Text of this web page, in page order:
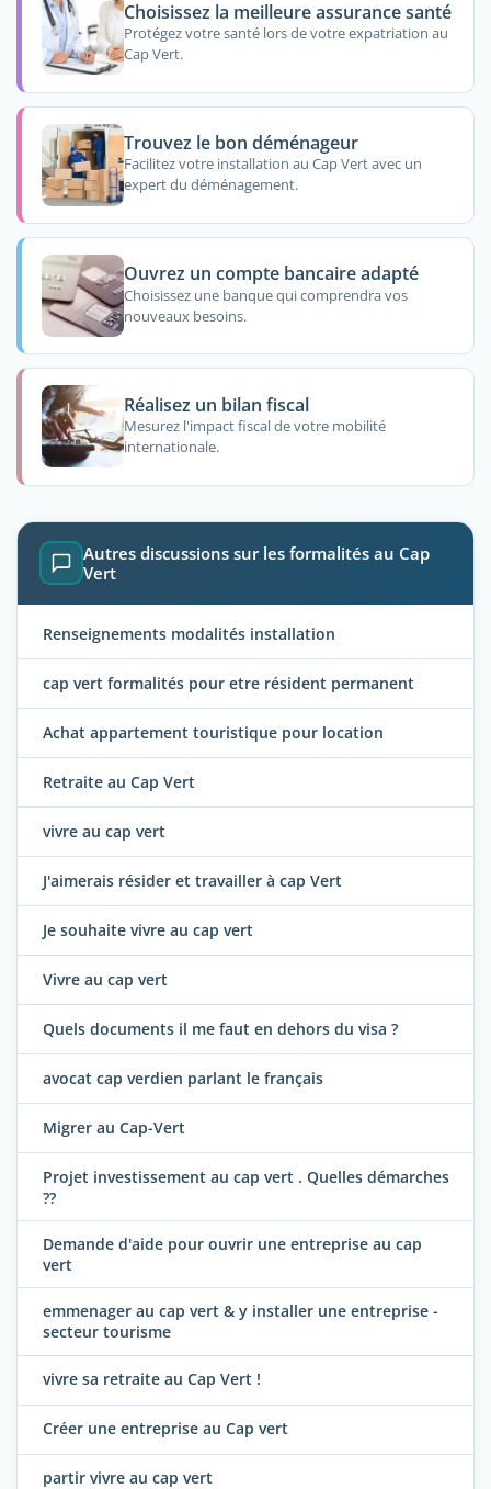
Choisissez la meilleure assurance santé
Protégez votre santé lors de votre expatriation au
Cap Vert.
Trouvez le bon déménageur
Facilitez votre installation au Cap Vert avec un
expert du déménagement.
Ouvrez un compte bancaire adapté
Choisissez une banque qui comprendra vos
nouveaux besoins.
Réalisez un bilan fiscal
Mesurez l'impact fiscal de votre mobilité
internationale.
Autres discussions sur les formalités au Cap
Vert
Renseignements modalités installation
cap vert formalités pour etre résident permanent
Achat appartement touristique pour location
Retraite au Cap Vert
vivre au cap vert
J'aimerais résider et travailler à cap Vert
Je souhaite vivre au cap vert
Vivre au cap vert
Quels documents il me faut en dehors du visa ?
avocat cap verdien parlant le français
Migrer au Cap-Vert
Projet investissement au cap vert . Quelles démarches
??
Demande d'aide pour ouvrir une entreprise au cap
vert
emmenager au cap vert & y installer une entreprise -
secteur tourisme
vivre sa retraite au Cap Vert !
Créer une entreprise au Cap vert
partir vivre au cap vert